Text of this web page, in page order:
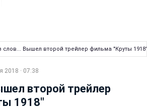
слов... Вышел второй трейлер фильма "Круты 1918"
2018 · 07:38
второй трейлер
1918"